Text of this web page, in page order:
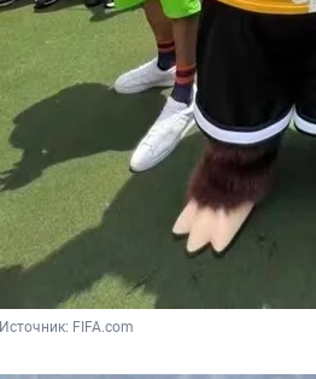
Источник: FIFA.com